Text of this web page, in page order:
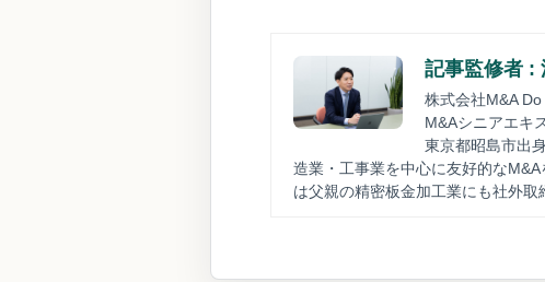
記事監修者 :
株式会社M&A
M&Aシニアエキ
東京都昭島市出
造業・工事業を中心に友好的な
は父親の精密板金加工業にも社外取